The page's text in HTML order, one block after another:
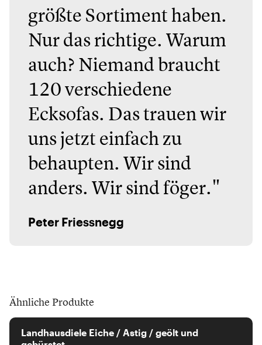
größte Sortiment haben.
Nur das richtige. Warum
auch? Niemand braucht
120 verschiedene
Ecksofas. Das trauen wir
uns jetzt einfach zu
behaupten. Wir sind
anders. Wir sind föger."
Peter Friessnegg
Ähnliche Produkte
Landhausdiele Eiche / Astig / geölt und